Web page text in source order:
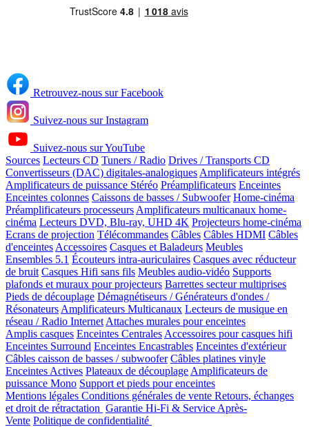
Retrouvez-nous sur Facebook
Suivez-nous sur Instagram
Suivez-nous sur YouTube
Sources Lecteurs CD Tuners / Radio Drives / Transports CD
Convertisseurs (DAC) digitales-analogiques Amplificateurs intégrés
Amplificateurs de puissance Stéréo Préamplificateurs Enceintes
Enceintes colonnes Caissons de basses / Subwoofer Home-cinéma
Préamplificateurs processeurs Amplificateurs multicanaux home-
cinéma Lecteurs DVD, Blu-ray, UHD 4K Projecteurs home-cinéma
Ecrans de projection Télécommandes Câbles Câbles HDMI Câbles
d'enceintes Accessoires Casques et Baladeurs Meubles
Ensembles 5.1 Écouteurs intra-auriculaires Casques avec réducteur
de bruit Casques Hifi sans fils Meubles audio-vidéo Supports
plafonds et muraux pour projecteurs Barrettes secteur multiprises
Pieds de découplage Démagnétiseurs / Générateurs d'ondes /
Résonateurs Amplificateurs Multicanaux Lecteurs de musique en
réseau / Radio Internet Attaches murales pour enceintes
Amplis casques Enceintes Centrales Accessoires pour casques hifi
Enceintes Surround Enceintes Encastrables Enceintes d'extérieur
Câbles caisson de basses / subwoofer Câbles platines vinyle
Enceintes Actives Plateaux de découplage Amplificateurs de
puissance Mono Support et pieds pour enceintes
Mentions légales Conditions générales de vente Retours, échanges
et droit de rétractation Garantie Hi-Fi & Service Après-
Vente Politique de confidentialité